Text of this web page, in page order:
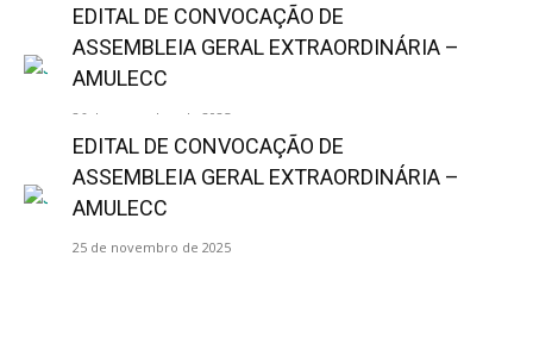
EDITAL DE CONVOCAÇÃO DE
ASSEMBLEIA GERAL EXTRAORDINÁRIA –
AMULECC
26 de novembro de 2025
EDITAL DE CONVOCAÇÃO DE
ASSEMBLEIA GERAL EXTRAORDINÁRIA –
AMULECC
25 de novembro de 2025